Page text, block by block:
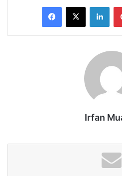
Facebook
X
Irfan